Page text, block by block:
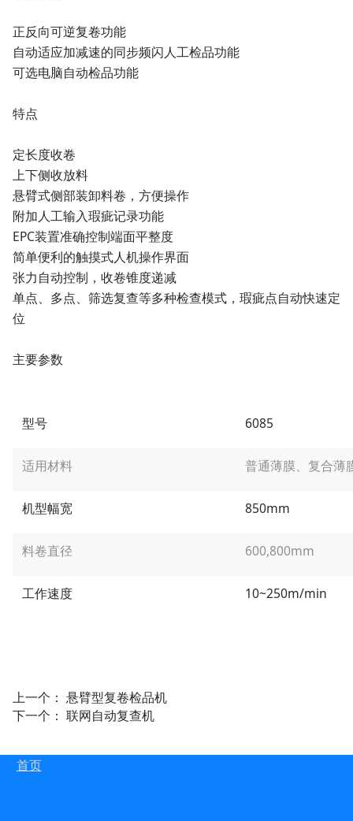
正反向可逆复卷功能
自动适应加减速的同步频闪人工检品功能
可选电脑自动检品功能
特点
定长度收卷
上下侧收放料
悬臂式侧部装卸料卷，方便操作
附加人工输入瑕疵记录功能
EPC装置准确控制端面平整度
简单便利的触摸式人机操作界面
张力自动控制，收卷锥度递减
单点、多点、筛选复查等多种检查模式，瑕疵点自动快速定
位
主要参数
型号 6085
适用材料 普通薄膜、复合薄
机型幅宽 850mm
料卷直径 600,800mm
工作速度 10~250m/min
上一个： 悬臂型复卷检品机
下一个： 联网自动复查机
首页